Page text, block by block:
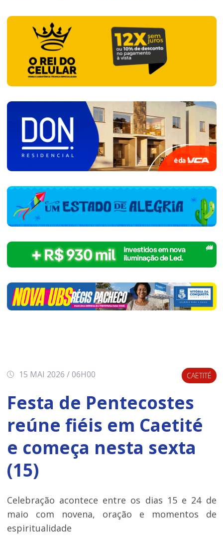
15 MAI 2026 / 06H00 CAETITÉ
Festa de Pentecostes
reúne fiéis em Caetité
e começa nesta sexta
(15)
Celebração acontece entre os dias 15 e 24 de
maio com novena, oração e momentos de
espiritualidade